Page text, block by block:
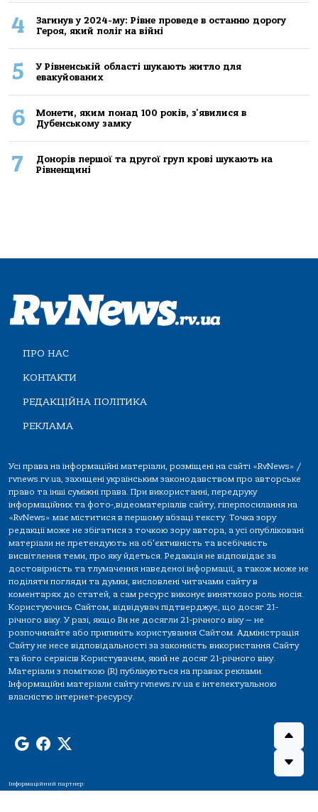
4
Загинув у 2024-му: Рівне проведе в останню дорогу
Героя, який поліг на війні
5
У Рівненській області шукають житло для
евакуйованих
6
Монети, яким понад 100 років, з'явилися в
Дубенському замку
7
Донорів першої та другої груп крові шукають на
Рівненщині
ПРО НАС
КОНТАКТИ
РЕДАКЦІЙНА ПОЛІТИКА
РЕКЛАМА
Усі права на інформаційні матеріали, розміщені на сайті «RvNews» /
rvnews.rv.ua, захищені українським законодавством про авторське
право та інші суміжні права. При використанні, передруку
інформаційних та фото-,відеоматеріалів сайту, гіперпосилання на
«RvNews» має міститися в першому абзаці тексту. Точка зору
редакції може не збігатися з точкою зору автора, а усі опубліковані
матеріали не претендують на об'єктивність та всебічність
висвітлення теми, про яку йдеться. Редакція не відповідає за
достовірність та тлумачення наведеної інформації, а також може не
поділяти погляди та думки, висловлені читачами сайту в
коментарях до статей, а сам ресурс виконує винятково роль носія.
Користуючись Сайтом, відвідувач підтверджує, що досяг 21-
річного віку. У разі, якщо Ви не досягли 21-річного віку — не
розпочинайте або припиніть користування Сайтом. Адміністрація
Сайту не несе відповідальності за законність використання Сайту
та його сервісів Користувачем, який не досяг 21-річного віку.
Матеріали з поміткою (R) публікуються на правах реклами.
Інформаційні матеріали сайту rvnews.rv.ua є інтелектуальною
власністю інтернет-ресурсу.
Інформаційний партнер: